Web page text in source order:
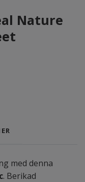
Nature
med denna
. Berikad